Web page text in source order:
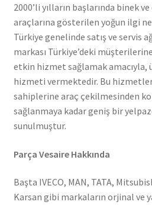
2000’li yılların başlarında binek
araçlarına gösterilen yoğun ilgi
Türkiye genelinde satış ve servis
markası Türkiye’deki
etkin hizmet sağlamak amacıyla,
hizmeti vermektedir. Bu
sahiplerine araç çekilmesinden
sağlanmaya kadar geniş bir
sunulmuştur.
Parça Vesaire Hakkında
Başta IVECO, MAN, TATA,
Karsan gibi markaların orjinal ve